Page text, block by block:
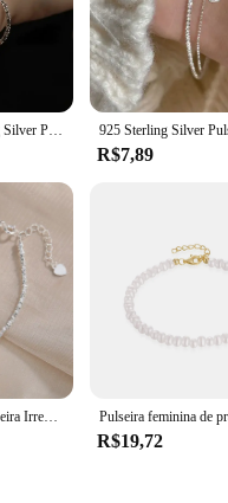
Espumante 925 Sterling Silver Pearl Bracelets para Mulheres, Original Coreano, Irregular, Pulseira com Charme Ajustável, Luxo Festa Jóias
R$7,89
925 Sterling Silver Pulseira Irregular Pérola para Mulheres, Designer Coreano, Contas Ajustáveis, Pulseiras de Charme, Festa Jóias, Presente de Luxo
R$19,72